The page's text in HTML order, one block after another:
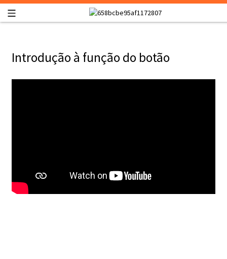
Introdução à função do botão